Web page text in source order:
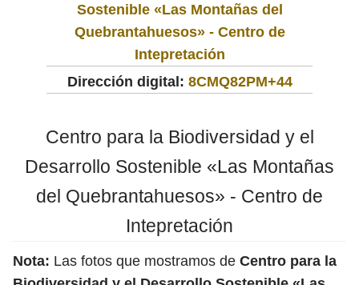
Sostenible «Las Montañas del
Quebrantahuesos» - Centro de
Intepretación
Dirección digital: 8CMQ82PM+44
Centro para la Biodiversidad y el
Desarrollo Sostenible «Las Montañas
del Quebrantahuesos» - Centro de
Intepretación
Nota: Las fotos que mostramos de Centro para la